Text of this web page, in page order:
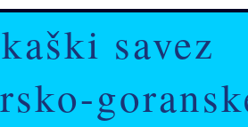
savez